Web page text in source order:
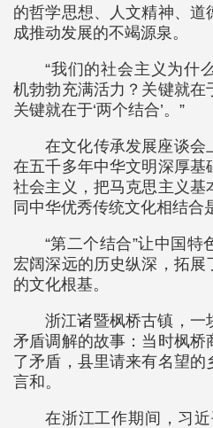
的哲学思想、人文精神、
成推动发展的不竭源泉。
“我们的社会主义为什
机勃勃充满活力？关键就在
关键就在于‘两个结合’。”
在文化传承发展座谈会
在五千多年中华文明深厚
社会主义，把马克思主义基
同中华优秀传统文化相结合
“第二个结合”让中国特
宏阔深远的历史纵深，拓
的文化根基。
浙江诸暨枫桥古镇，一
矛盾调解的故事：当时枫桥
了矛盾，县里请来有名望
言和。
在浙江工作期间，习